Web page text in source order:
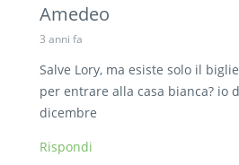
Amedeo
3 anni fa
Salve Lory, ma esiste solo il
per entrare alla casa bianca? io
dicembre
Rispondi